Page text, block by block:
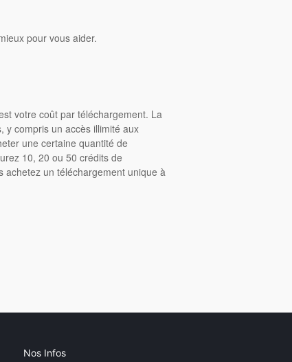
pour vous aider.
votre coût par téléchargement. La
y compris un accès illimité aux
une certaine quantité de
10, 20 ou 50 crédits de
achetez un téléchargement unique à
Nos Infos